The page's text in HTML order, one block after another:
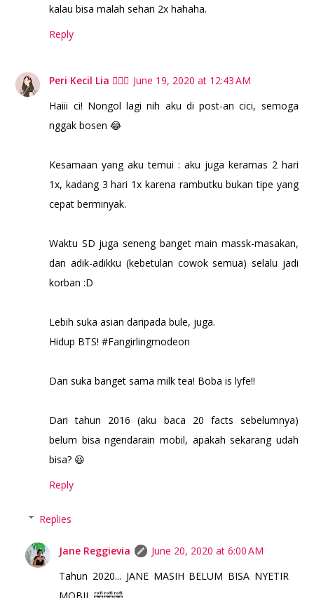
kalau bisa malah sehari 2x hahaha.
Reply
Peri Kecil Lia 🧚🏻‍♀️ June 19, 2020 at 12:43 AM
Haiii ci! Nongol lagi nih aku di post-an cici, semoga
nggak bosen 😂
Kesamaan yang aku temui : aku juga keramas 2 hari
1x, kadang 3 hari 1x karena rambutku bukan tipe yang
cepat berminyak.
Waktu SD juga seneng banget main massk-masakan,
dan adik-adikku (kebetulan cowok semua) selalu jadi
korban :D
Lebih suka asian daripada bule, juga.
Hidup BTS! #Fangirlingmodeon
Dan suka banget sama milk tea! Boba is lyfe!!
Dari tahun 2016 (aku baca 20 facts sebelumnya)
belum bisa ngendarain mobil, apakah sekarang udah
bisa? 😆
Reply
Replies
Jane Reggievia
June 20, 2020 at 6:00 AM
Tahun 2020... JANE MASIH BELUM BISA NYETIR
MOBIL 🤣🤣🤣